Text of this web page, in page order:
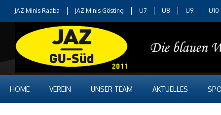
JAZ Minis Raaba JAZ Minis Gösting U7 U8 U9 U10
HOME VEREIN UNSER TEAM AKTUELLES